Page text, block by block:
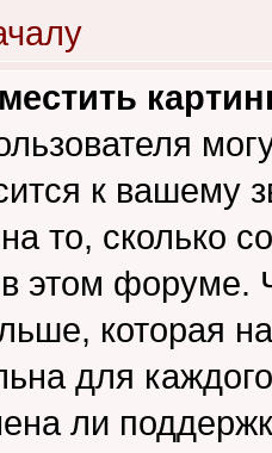
к вашему
то, сколько
этом форуме.
которая
для
ли